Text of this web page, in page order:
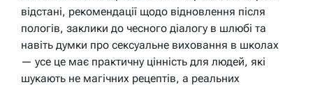
відстані, рекомендації щодо відновлення після
пологів, заклики до чесного діалогу в шлюбі та
навіть думки про сексуальне виховання в школах
— усе це має практичну цінність для людей, які
шукають не магічних рецептів, а реальних